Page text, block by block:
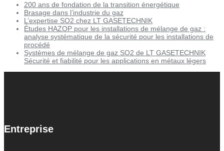
200 ans de fondation de la transition énergétique
Brasage dans l’industrie du gaz
L’expertise SO2 chez LT GASETECHNIK
Études HAZOP pour les installations de mélange de gaz :
analyse systématique de la sécurité pour les installations de
procédé
Systèmes de mélange de gaz SO2 de LT GASETECHNIK
Sécurité et fiabilité pour les applications en métaux légers
Entreprise